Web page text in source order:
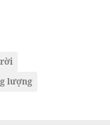
lượng